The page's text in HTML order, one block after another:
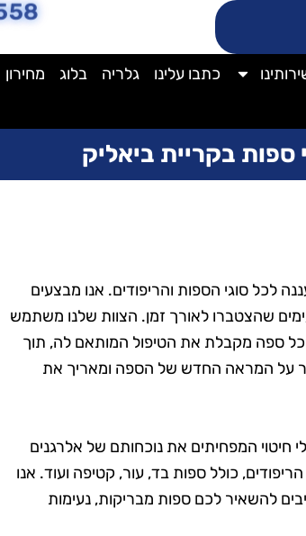
כתבו עלינו גלריה בלוג מחירון
ספות בקריית ביאליק
לכל סוגי הספות והריפודים. אנו מבצעים
שהצטברו לאורך זמן. הצוות שלנו משתמש
שכל ספה מקבלת את הטיפול המותאם לה, תוך
על המראה החדש של הספה ומאריך את
חיטוי המפחיתים את נוכחותם של אלרגנים
כולל ספות בד, עור, קטיפה ועוד. אנו
להשאיר לכם ספות מבריקות, נעימות